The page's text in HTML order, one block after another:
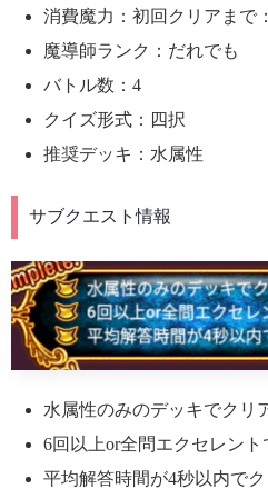
消費魔力：初回クリアまで
魔導師ランク：だれでも
バトル数：4
クイズ形式：四択
推奨デッキ：水属性
サブクエスト情報
水属性のみのデッキでクリ
6回以上or全問エクセレント
平均解答時間が4秒以内で